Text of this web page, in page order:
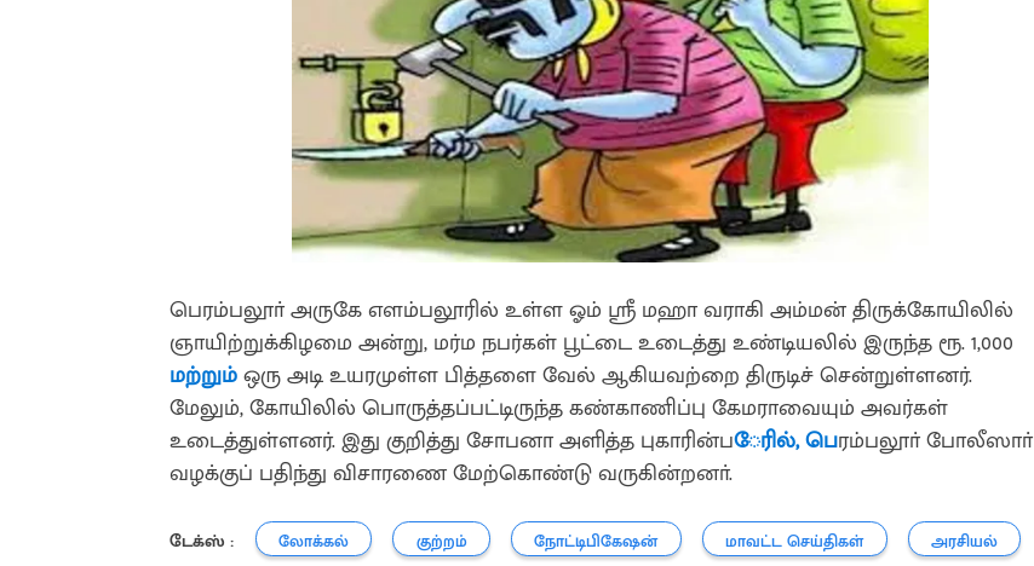
பெரம்பலூா் அருகே எளம்பலூரில் உள்ள ஓம் ஸ்ரீ மஹா வராகி அம்மன் திருக்கோயிலில்
ஞாயிற்றுக்கிழமை அன்று, மர்ம நபர்கள் பூட்டை உடைத்து உண்டியலில் இருந்த ரூ. 1,000
மற்றும்ஒரு அடி உயரமுள்ள பித்தளை வேல் ஆகியவற்றை திருடிச் சென்றுள்ளனர்.
மேலும், கோயிலில் பொருத்தப்பட்டிருந்த கண்காணிப்பு கேமராவையும் அவர்கள்
உடைத்துள்ளனர். இது குறித்து சோபனா அளித்த புகாரின்பேரில், பெரம்பலூா் போலீஸாா்
வழக்குப் பதிந்து விசாரணை மேற்கொண்டு வருகின்றனா்.
டேக்ஸ் : லோக்கல் குற்றம் நோட்டிபிகேஷன் மாவட்ட செய்திகள் அரசியல்